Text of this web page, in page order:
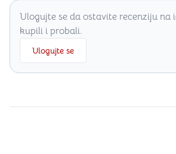
Ulogujte se da ostavite recenziju na
kupili i probali.
Ulogujte se